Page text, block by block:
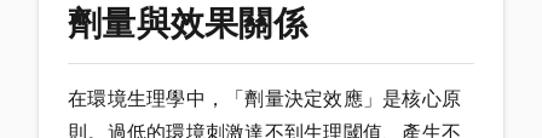
劑量與效果關係
在環境生理學中，「劑量決定效應」是核心原
則。過低的環境刺激達不到生理閾值、產生不